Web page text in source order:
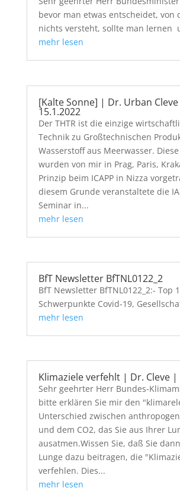
bevor man etwas entscheidet, von
nichts versteht, sollte man lernen
mehr lesen
[Kalte Sonne] | Dr. Urban
15.1.2022
Der THTR ist die einzige
Technik zu Großtechnischen
Wasserstoff aus Meerwasser.
wurden von mir in Prag, Paris,
Prinzip beim ICAPP in Nizza
diesem Grunde veranstaltete die
Seminar in...
mehr lesen
BfT Newsletter BfTNL0122_2
BfT Newsletter BfTNL0122_2:- Top
Schwerpunkte Covid-19,
mehr lesen
Klimaziele verfehlt | Dr. Cleve |
Sehr geehrter Herr Bundes-
bitte erklären Sie mir den
Unterschied zwischen
und dem CO2, das Sie aus Ihrer
ausatmen.Wissen Sie, daß Sie
Lunge dazu beitragen, die
verfehlen. Dies...
mehr lesen